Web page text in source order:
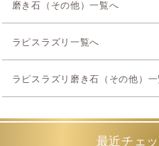
磨き石（その他）一覧へ
ラピスラズリ一覧へ
ラピスラズリ磨き石（その他）
最近チェ